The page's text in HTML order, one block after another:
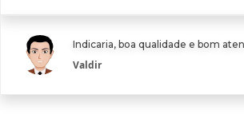
Indicaria, boa qualidade e bom
Valdir